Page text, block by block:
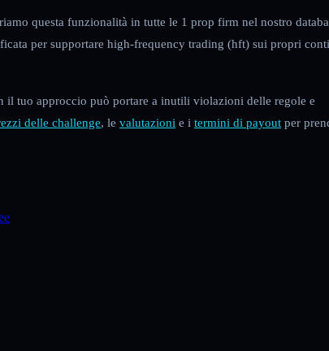
questa funzionalità in tutte le 1 prop firm nel nostro
per supportare high-frequency trading (hft) sui propri conti
il tuo approccio può portare a inutili violazioni delle regole e
delle challenge, le valutazioni e i termini di payout per